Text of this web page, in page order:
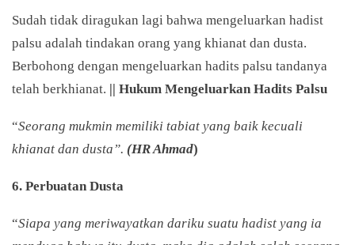
Sudah tidak diragukan lagi bahwa mengeluarkan hadist
palsu adalah tindakan orang yang khianat dan dusta.
Berbohong dengan mengeluarkan hadits palsu tandanya
telah berkhianat. || Hukum Mengeluarkan Hadits Palsu
“Seorang mukmin memiliki tabiat yang baik kecuali
khianat dan dusta”. (HR Ahmad)
6. Perbuatan Dusta
“Siapa yang meriwayatkan dariku suatu hadist yang ia